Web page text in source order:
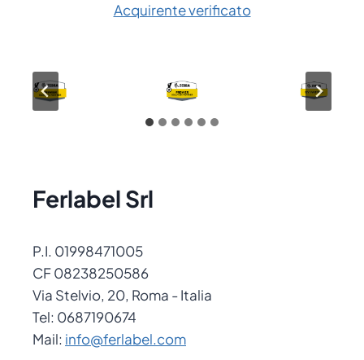
Acquirente verificato
Ferlabel Srl
P.I. 01998471005
CF 08238250586
Via Stelvio, 20, Roma - Italia
Tel: 0687190674
Mail: info@ferlabel.com